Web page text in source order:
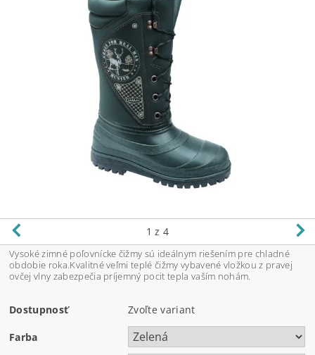
1 z 4
Vysoké zimné poľovnícke čižmy sú ideálnym riešením pre chladné
obdobie roka.Kvalitné veľmi teplé čižmy vybavené vložkou z pravej
ovčej vlny zabezpečia príjemný pocit tepla vaším nohám.
Dostupnosť Zvoľte variant
Farba